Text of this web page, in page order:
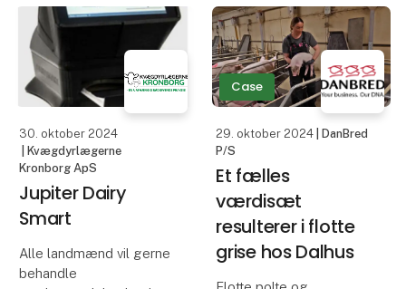
Holland 6030 Elite
årgang 2010, med 147
HK. Og en slag volumen
på 6728 cm3, hvor du
har monteret 3 brint
Jeg opl
3 Uden brint forbrug
12,10 liter
Så vi opnåede en
besparelse på 10% som
jo også er lig med 1
30. oktober 2024
| Kvægdyrlægerne
Kronborg ApS
Jupiter Dairy
Smart
Alle landmænd vil gerne
behandle
Case
29. oktober 2024
| DanBred
P/S
Et fælles
værdisæt
resulterer i flotte
grise hos Dalhus